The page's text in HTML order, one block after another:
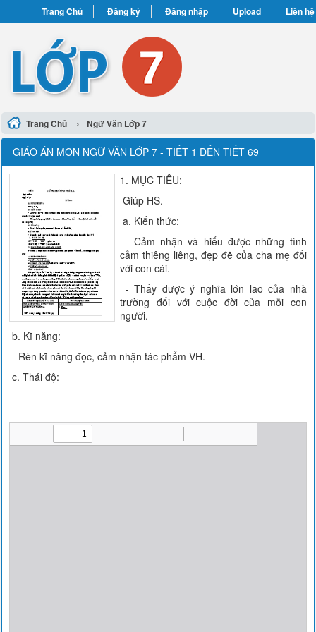
Trang Chủ Đăng ký Đăng nhập Upload Liên hệ
Trang Chủ › Ngữ Văn Lớp 7
GIÁO ÁN MÔN NGỮ VĂN LỚP 7 - TIẾT 1 ĐẾN TIẾT 69
1. MỤC TIÊU:
Giúp HS.
a. Kiến thức:
- Cảm nhận và hiểu được những tình
cảm thiêng liêng, đẹp đẽ của cha mẹ đối
với con cái.
- Thấy được ý nghĩa lớn lao của nhà
trường đối với cuộc đời của mỗi con
người.
b. Kĩ năng:
- Rèn kĩ năng đọc, cảm nhận tác phẩm VH.
c. Thái độ: